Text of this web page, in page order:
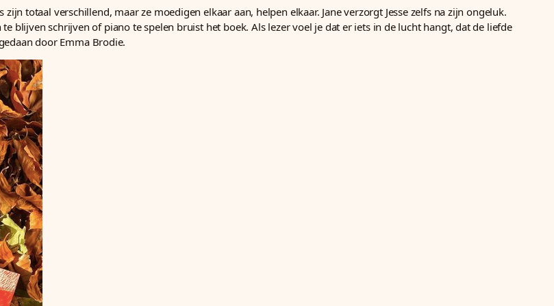
totaal verschillend, maar ze moedigen elkaar aan, helpen elkaar. Jane verzorgt Jesse zelfs na zijn ongeluk.
blijven schrijven of piano te spelen bruist het boek. Als lezer voel je dat er iets in de lucht hangt, dat de liefde
door Emma Brodie.